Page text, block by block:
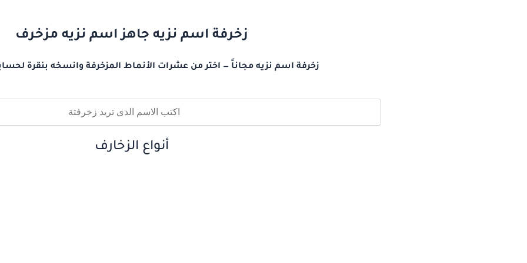
زخرفة اسم نزيه جاهز اسم نزيه مزخرف
زخرفة اسم نزيه مجاناً — اختر من عشرات الأنماط المزخرفة وانسخه بنقرة
أنواع الزخارف